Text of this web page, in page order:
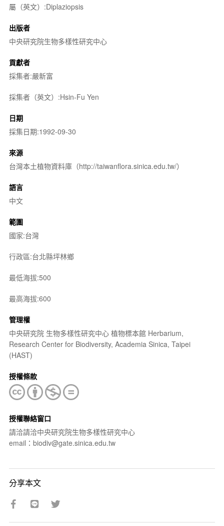
屬（英文）:Diplaziopsis
出版者
中央研究院生物多樣性研究中心
貢獻者
採集者:嚴新富
採集者（英文）:Hsin-Fu Yen
日期
採集日期:1992-09-30
來源
台灣本土植物資料庫（http://taiwanflora.sinica.edu.tw/）
語言
中文
範圍
國家:台灣
行政區:台北縣坪林鄉
最低海拔:500
最高海拔:600
管理權
中央研究院 生物多樣性研究中心 植物標本館 Herbarium,
Research Center for Biodiversity, Academia Sinica, Taipei
(HAST)
授權條款
授權聯絡窗口
請洽請洽中央研究院生物多樣性研究中心
email：biodiv@gate.sinica.edu.tw
分享本文